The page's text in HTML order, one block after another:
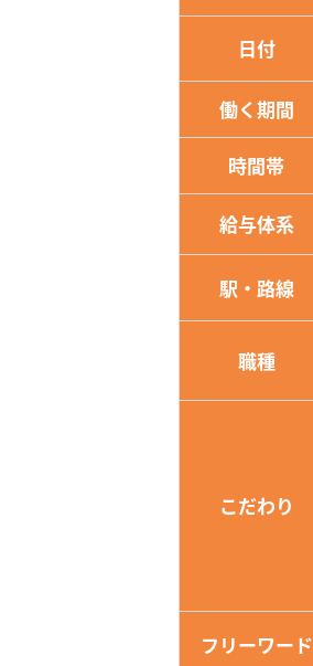
日付
働く期間
時間帯
給与体系
駅・路線
職種
こだわり
フリーワード